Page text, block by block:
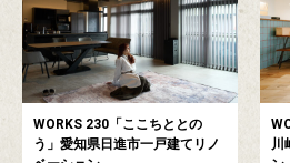
WORKS 230「ここちととの
う」愛知県日進市一戸建てリノ
川